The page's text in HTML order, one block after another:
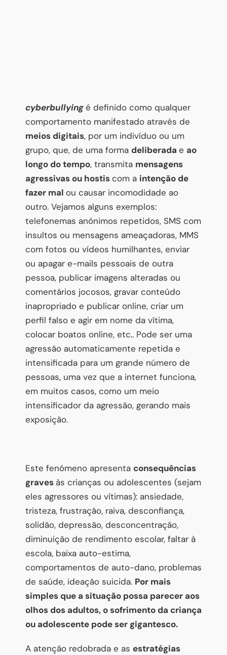
cyberbullyingé definido como qualquer
comportamento manifestado através de
meios digitais, por um indivíduo ou um
grupo, que, de uma forma deliberada e ao
longo do tempo, transmita mensagens
agressivas ou hostiscom a intenção de
fazer mal ou causar incomodidade ao
outro. Vejamos alguns exemplos:
telefonemas anónimos repetidos, SMS com
insultos ou mensagens ameaçadoras, MMS
com fotos ou vídeos humilhantes, enviar
ou apagar e-mails pessoais de outra
pessoa, publicar imagens alteradas ou
comentários jocosos, gravar conteúdo
inapropriado e publicar online, criar um
perfil falso e agir em nome da vítima,
colocar boatos online, etc.. Pode ser uma
agressão automaticamente repetida e
intensificada para um grande número de
pessoas, uma vez que a internet funciona,
em muitos casos, como um meio
intensificador da agressão, gerando mais
exposição.
Este fenómeno apresenta consequências
graves às crianças ou adolescentes (sejam
eles agressores ou vítimas): ansiedade,
tristeza, frustração, raiva, desconfiança,
solidão, depressão, desconcentração,
diminuição de rendimento escolar, faltar à
escola, baixa auto-estima,
comportamentos de auto-dano, problemas
de saúde, ideação suicida. Por mais
simples que a situação possa parecer aos
olhos dos adultos, o sofrimento da criança
ou adolescente pode ser gigantesco.
A atenção redobrada e as estratégias